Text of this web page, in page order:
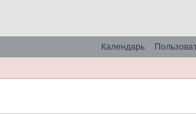
Календарь